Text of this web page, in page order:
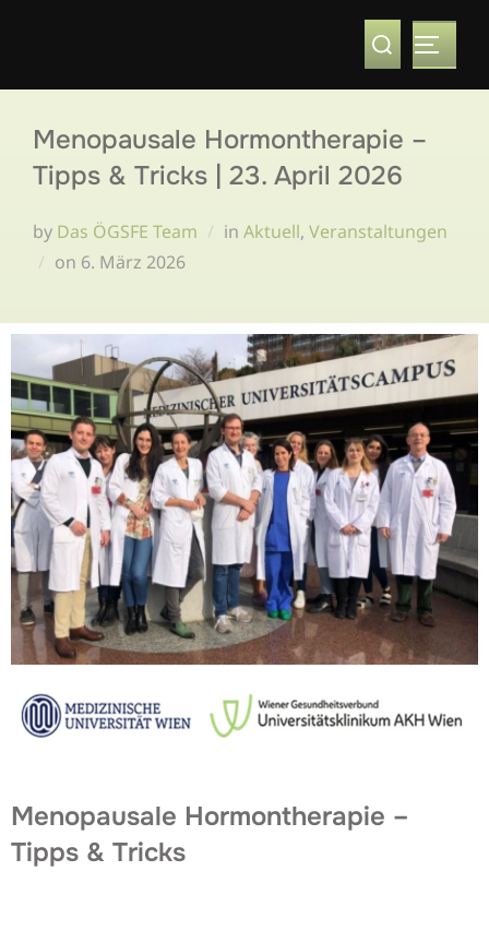
Menopausale Hormontherapie –
Tipps & Tricks | 23. April 2026
by Das ÖGSFE Team in Aktuell, Veranstaltungen
on 6. März 2026
Menopausale Hormontherapie –
Tipps & Tricks